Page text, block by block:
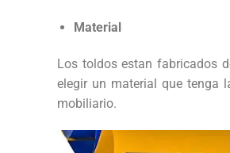
Material
Los toldos estan fabricados
elegir un material que tenga
mobiliario.